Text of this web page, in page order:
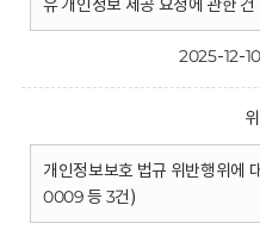
유 개인정보 제공 요청에 관한 건
2025-12-10
개인정보보호 법규 위반행위에
0009 등 3건)